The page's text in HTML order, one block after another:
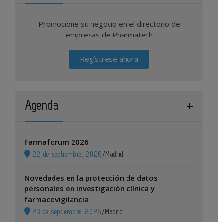
Promocione su negocio en el directorio de
empresas de Pharmatech
Regístrese ahora
Agenda
Farmaforum 2026
22 de septiembre, 2026 / Madrid
Novedades en la protección de datos
personales en investigación clínica y
farmacovigilancia
23 de septiembre, 2026 / Madrid